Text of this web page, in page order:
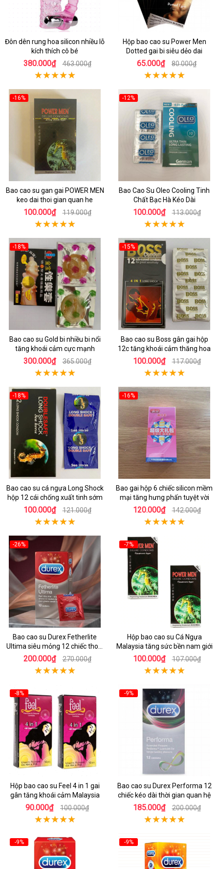
Đôn dên rung hoa silicon nhiều lỗ
kích thích cô bé
380.000₫ 463.000₫
Hộp bao cao su Power Men
Dotted gai bi siêu dẻo dai
65.000₫ 80.000₫
-16%
Bao cao su gan gai POWER MEN
keo dai thoi gian quan he
100.000₫ 119.000₫
-12%
Bao Cao Su Oleo Cooling Tinh
Chất Bạc Hà Kéo Dài
100.000₫ 113.000₫
-18%
Bao cao su Gold bi nhiều bi nổi
tăng khoái cảm cực mạnh
300.000₫ 365.000₫
-15%
Bao cao su Boss gân gai hộp
12c tăng khoái cảm thăng hoa
100.000₫ 117.000₫
-18%
Bao cao su cá ngựa Long Shock
hộp 12 cái chống xuất tinh sớm
100.000₫ 121.000₫
-16%
Bao gai hộp 6 chiếc silicon mềm
mại tăng hưng phấn tuyệt vời
120.000₫ 142.000₫
-26%
Bao cao su Durex Fetherlite
Ultima siêu mỏng 12 chiếc thoải
mái dễ chịu
200.000₫ 270.000₫
-7%
Hộp bao cao su Cá Ngựa
Malaysia tăng sức bền nam giới
100.000₫ 107.000₫
-8%
Hộp bao cao su Feel 4 in 1 gai
gân tăng khoái cảm Malaysia
90.000₫ 100.000₫
-9%
Bao cao su Durex Performa 12
chiếc kéo dài thời gian quan hệ
185.000₫ 200.000₫
-9% -9%